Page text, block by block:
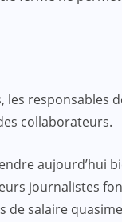
les responsables
collaborateurs.
aujourd’hui
journalistes
de salaire